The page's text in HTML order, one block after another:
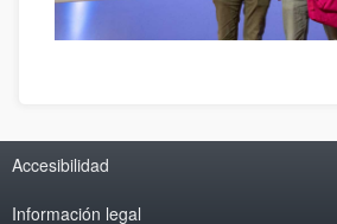
Accesibilidad
Información legal